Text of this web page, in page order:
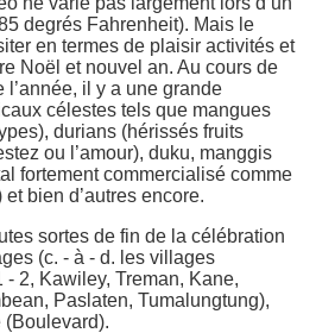
degrés Fahrenheit). Mais le
en termes de plaisir activités et
Noël et nouvel an. Au cours de
il y a une grande
célestes tels que mangues
durians (hérissés fruits
ou l’amour), duku, manggis
fortement commercialisé comme
bien d’autres encore.
sortes de fin de la célébration
(c. - à - d. les villages
2, Kawiley, Treman, Kane,
Paslaten, Tumalungtung),